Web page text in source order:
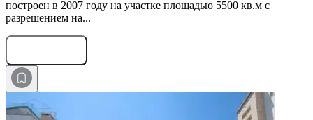
построен в 2007 году на участке площадью 5500 кв.м с
разрешением на...